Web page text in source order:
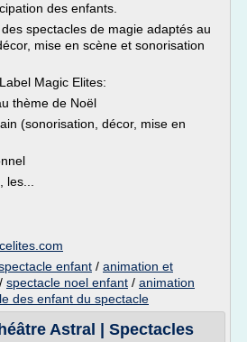
des enfants.
spectacles de magie adaptés au
mise en scène et sonorisation
Magic Elites:
thème de Noël
(sonorisation, décor, mise en
enfant / animation et
/ spectacle noel enfant / animation
des enfant du spectacle
Astral | Spectacles